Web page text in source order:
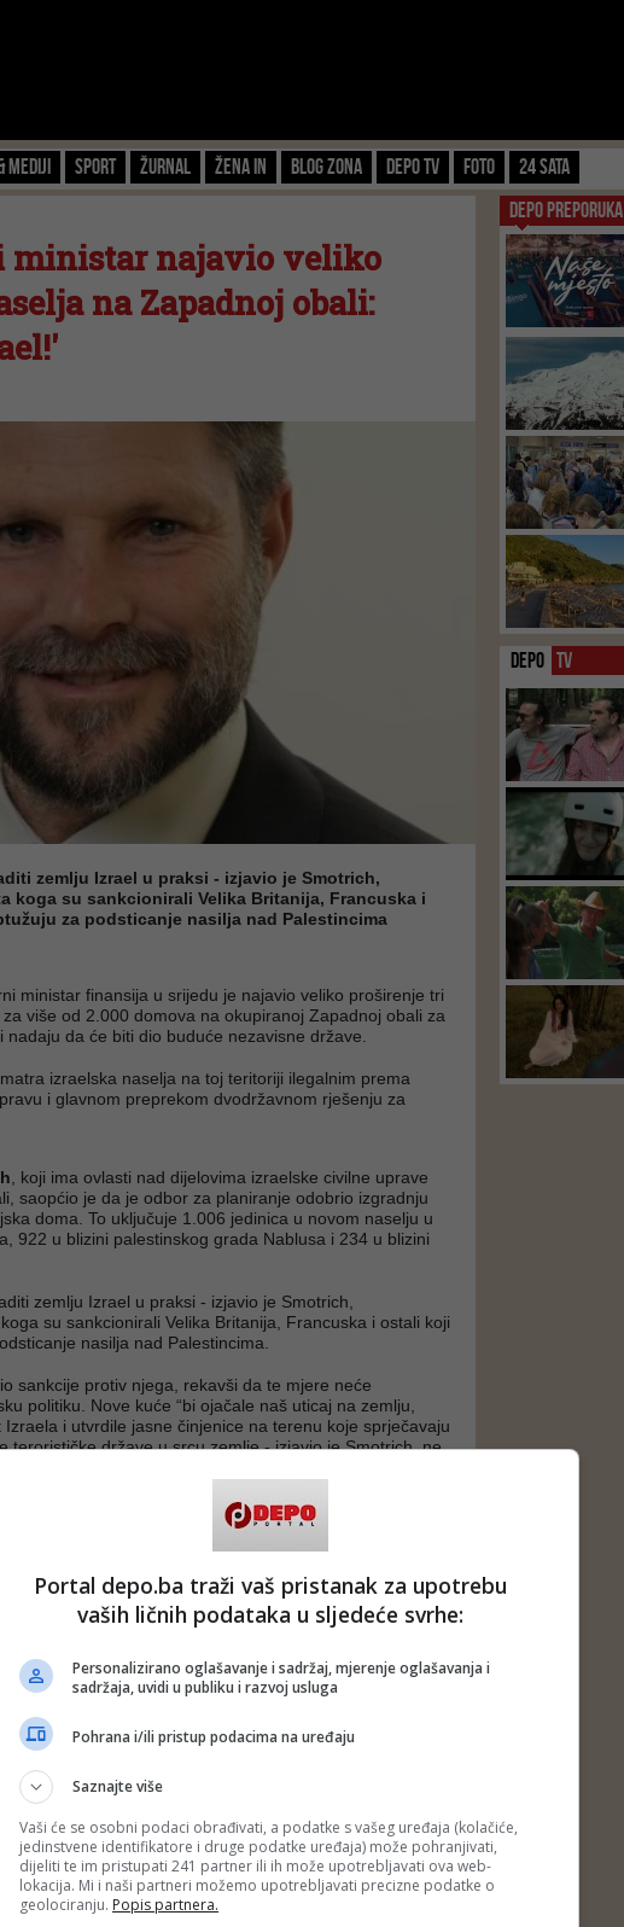
Mediji Sport Žurnal Žena IN Blog zona Depo TV FOTO 24 SATA
najavio veliko
na Zapadnoj obali:
zemlju Izrael u praksi - izjavio je Smotrich,
koga su sankcionirali Velika Britanija, Francuska i
za podsticanje nasilja nad Palestincima
ministar finansija u srijedu je najavio veliko proširenje tri
više od 2.000 domova na okupiranoj Zapadnoj obali za
nadaju da će biti dio buduće nezavisne države.
izraelska naselja na toj teritoriji ilegalnim prema
i glavnom preprekom dvodržavnom rješenju za
, koji ima ovlasti nad dijelovima izraelske civilne uprave
saopćio je da je odbor za planiranje odobrio izgradnju
doma. To uključuje 1.006 jedinica u novom naselju u
922 u blizini palestinskog grada Nablusa i 234 u blizini
zemlju Izrael u praksi - izjavio je Smotrich,
su sankcionirali Velika Britanija, Francuska i ostali koji
nasilja nad Palestincima.
sankcije protiv njega, rekavši da te mjere neće
politiku. Nove kuće “bi ojačale naš uticaj na zemlju,
i utvrdile jasne činjenice na terenu koje sprječavaju
terorističke države u srcu zemlje - izjavio je Smotrich, ne
će gradnja započeti.
prije tri godine, Smotrich je nastojao ojačati
i prisutnost na Zapadnoj obali, a istovremeno se zalagao
države. Desničarska vlada premijera Benjamina
je značajno širenje jevrejskih naselja na Zapadnoj
naselja.
obalu kao dio buduće nezavisne države koja
i Gazu. Oko pola miliona Izraelaca živi na
oko tri miliona Palestinaca.
predsjednika Donalda Trumpa bila je daleko
brzo širećim izraelskim naseljima.
prošlog septembra rekao da neće dopustiti Izraelu da
obalu, što je razljutilo neke desničarske izraelske
objavu, ured palestinskog predsjednika Mahmouda
je da izraelska "provokativna" politika gura regiju prema
te je pozvao SAD da zaustave izraelsko "ludilo".
DEPO PREPORUKA
DEPO TV
Portal depo.ba traži vaš pristanak za upotrebu
vaših ličnih podataka u sljedeće svrhe:
Personalizirano oglašavanje i sadržaj, mjerenje oglašavanja i
sadržaja, uvidi u publiku i razvoj usluga
Pohrana i/ili pristup podacima na uređaju
Saznajte više
Vaši će se osobni podaci obrađivati, a podatke s vašeg uređaja (kolačiće,
jedinstvene identifikatore i druge podatke uređaja) može pohranjivati,
dijeliti te im pristupati 241 partner ili ih može upotrebljavati ova web-
lokacija. Mi i naši partneri možemo upotrebljavati precizne podatke o
geolociranju. Popis partnera.